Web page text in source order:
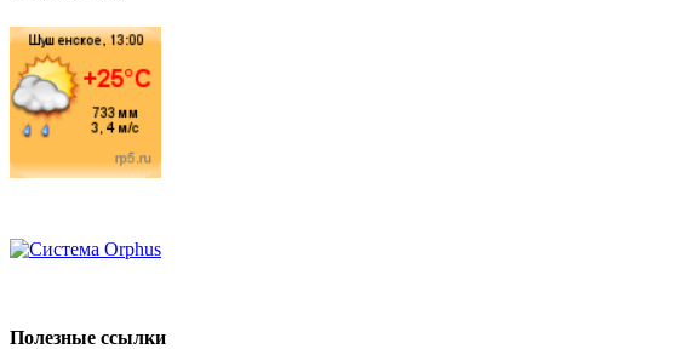
Полезные ссылки